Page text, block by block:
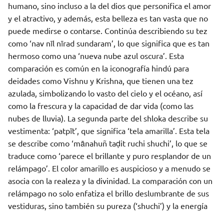
humano, sino incluso a la del dios que personifica el amor
y el atractivo, y además, esta belleza es tan vasta que no
puede medirse o contarse. Continúa describiendo su tez
como ‘nav nīl nīrad sundaram’, lo que significa que es tan
hermoso como una ‘nueva nube azul oscura’. Esta
comparación es común en la iconografía hindú para
deidades como Vishnu y Krishna, que tienen una tez
azulada, simbolizando lo vasto del cielo y el océano, así
como la frescura y la capacidad de dar vida (como las
nubes de lluvia). La segunda parte del shloka describe su
vestimenta: ‘patpīt’, que significa ‘tela amarilla’. Esta tela
se describe como ‘mānahuñ taḍit ruchi shuchi’, lo que se
traduce como ‘parece el brillante y puro resplandor de un
relámpago’. El color amarillo es auspicioso y a menudo se
asocia con la realeza y la divinidad. La comparación con un
relámpago no solo enfatiza el brillo deslumbrante de sus
vestiduras, sino también su pureza (‘shuchi’) y la energía